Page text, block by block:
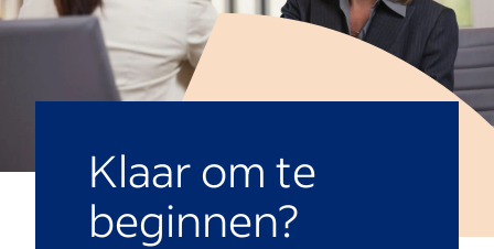
Klaar om te
beginnen?